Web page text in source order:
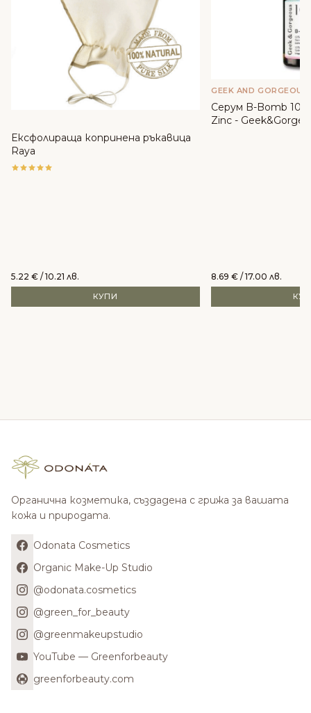
Ексфолираща копринена ръкавица
Raya
5.22 € / 10.21 лв.
КУПИ
GEEK AND GORGEOUS
Серум B-Bomb
Zinc -
8.69 € / 17.00 лв.
Органична козметика, създадена с грижа за вашата
кожа и природата.
Odonata Cosmetics
Organic Make-Up Studio
@odonata.cosmetics
@green_for_beauty
@greenmakeupstudio
YouTube — Greenforbeauty
greenforbeauty.com